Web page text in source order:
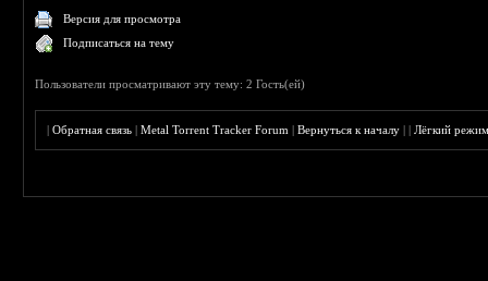
Версия для просмотра
Подписаться на тему
Пользователи просматривают эту тему: 2 Гость(ей)
|Обратная связь |Metal Torrent Tracker Forum |Вернуться к началу ||Лёгкий